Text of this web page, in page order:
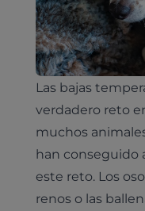
Las bajas
verdadero reto
muchos
han conseguido
este reto. Los
renos o las